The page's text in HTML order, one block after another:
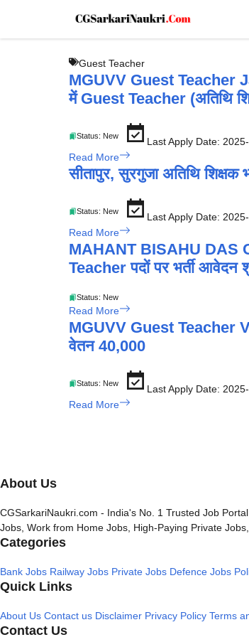
content
Guest Teacher
MGUVV Guest Teacher
में Guest Teacher (अतिथि
Status: New
Last Apply Date:
Read More
सीतापुर, सुरगुजा अतिथि
Status: New
Last Apply Date:
Read More
MAHANT BISAHU DAS
Teacher पदों पर भर्ती आवेदन
Status: New
Read More
MGUVV Guest Teacher
वेतन 40,000
Status: New
Last Apply Date: 2025-
Read More
About Us
CGSarkariNaukri.com - India's No. 1 Trusted Job
Jobs, Work from Home Jobs, High-Paying Private
Categories
Bank Jobs Railway Jobs Private Jobs Defence Jobs
Quick Links
About Us Contact us Disclaimer Privacy Policy Terms
Contact Us